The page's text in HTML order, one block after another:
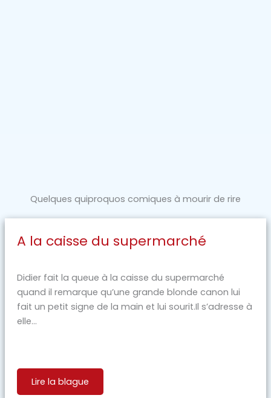
Quelques quiproquos comiques à mourir de rire
A la caisse du supermarché
Didier fait la queue à la caisse du supermarché
quand il remarque qu’une grande blonde canon lui
fait un petit signe de la main et lui sourit.Il s’adresse à
elle...
Lire la blague